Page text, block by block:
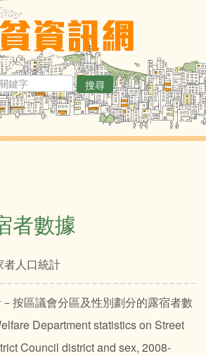
搜尋
者數據
人口統計
按區議會分區及性別劃分的露宿者數
Department statistics on Street
Council district and sex, 2008-